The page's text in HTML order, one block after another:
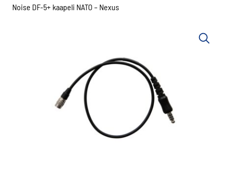
Noise DF-5+ kaapeli NATO – Nexus